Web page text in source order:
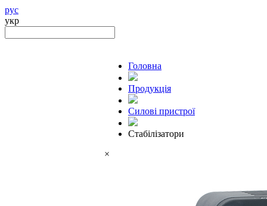
рус
укр
Головна
Продукцiя
Силові пристрої
Стабілізатори
×